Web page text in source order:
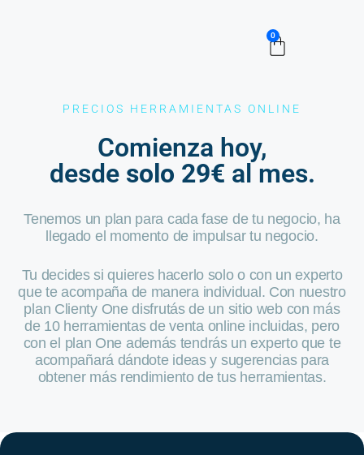
0
PRECIOS HERRAMIENTAS ONLINE
Comienza hoy,
desde solo 29€ al mes.
Tenemos un plan para cada fase de tu negocio, ha
llegado el momento de impulsar tu negocio.
Tu decides si quieres hacerlo solo o con un experto
que te acompaña de manera individual. Con nuestro
plan Clienty One disfrutás de un sitio web con más
de 10 herramientas de venta online incluidas, pero
con el plan One además tendrás un experto que te
acompañará dándote ideas y sugerencias para
obtener más rendimiento de tus herramientas.